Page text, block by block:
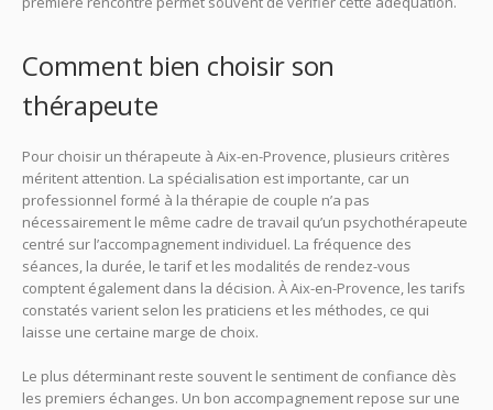
Comment bien choisir son
thérapeute
Pour choisir un thérapeute à Aix-en-Provence, plusieurs critères
méritent attention. La spécialisation est importante, car un
professionnel formé à la thérapie de couple n’a pas
nécessairement le même cadre de travail qu’un psychothérapeute
centré sur l’accompagnement individuel. La fréquence des
séances, la durée, le tarif et les modalités de rendez-vous
comptent également dans la décision. À Aix-en-Provence, les tarifs
constatés varient selon les praticiens et les méthodes, ce qui
laisse une certaine marge de choix.
Le plus déterminant reste souvent le sentiment de confiance dès
les premiers échanges. Un bon accompagnement repose sur une